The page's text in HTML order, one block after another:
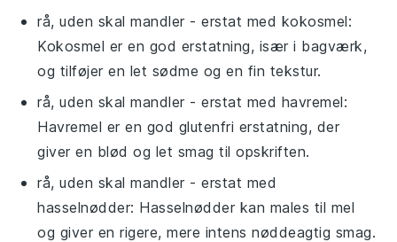
rå, uden skal mandler - erstat med kokosmel:
Kokosmel er en god erstatning, især i bagværk,
og tilføjer en let sødme og en fin tekstur.
rå, uden skal mandler - erstat med havremel:
Havremel er en god glutenfri erstatning, der
giver en blød og let smag til opskriften.
rå, uden skal mandler - erstat med
hasselnødder: Hasselnødder kan males til mel
og giver en rigere, mere intens nøddeagtig smag.